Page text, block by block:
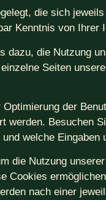
die sich
Kenntnis von Ihrer
dazu, die Nutzung
Seiten
der
werden. Besuchen
welche
die Nutzung
Cookies
nach einer